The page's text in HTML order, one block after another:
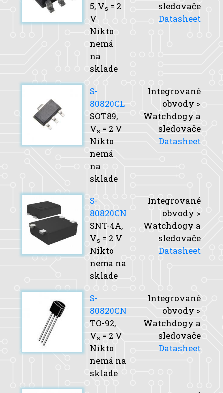
5, Vs = 2
V
Nikto
nemá
na
sklade
sledovače
Datasheet
S-
80820CL
SOT89,
Vs = 2 V
Nikto
nemá
na
sklade
Integrované
obvody >
Watchdogy a
sledovače
Datasheet
S-
80820CN
SNT-4A,
Vs = 2 V
Nikto
nemá na
sklade
Integrované
obvody >
Watchdogy a
sledovače
Datasheet
S-
80820CN
TO-92,
Vs = 2 V
Nikto
nemá na
sklade
Integrované
obvody >
Watchdogy a
sledovače
Datasheet